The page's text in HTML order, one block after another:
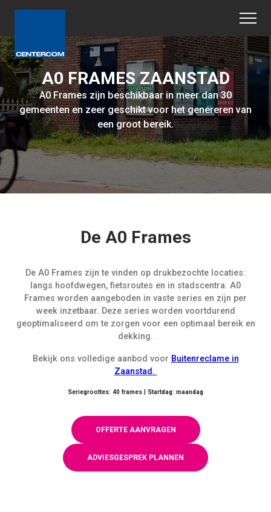
A0 FRAMES ZAANSTAD
A0 Frames zijn beschikbaar in meer dan 30
gemeenten en zeer geschikt voor het genereren van
een groot bereik.
De A0 Frames
De A0 Frames zijn te vinden op druk­be­zochte locaties:
langs hoofd­we­gen, fiet­sroutes en in stad­s­cen­tra. A0
Frames worden aangeboden in vaste series en zijn per
week inzetbaar. Deze series worden voortdurend
geoptimaliseerd om te zorgen voor een optimaal bereik en
dekking.
Bekijk ons volledige aanbod voor Buitenreclame in
Zaanstad.
Seriegroottes: 40 frames | Startdag: maandag
OFFERTE AANVRAGEN
ADVIESGESPREK PLANNEN